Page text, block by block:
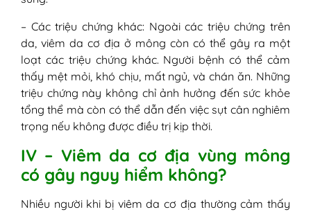
– Các triệu chứng khác: Ngoài các triệu chứng trên
da, viêm da cơ địa ở mông còn có thể gây ra một
loạt các triệu chứng khác. Người bệnh có thể cảm
thấy mệt mỏi, khó chịu, mất ngủ, và chán ăn. Những
triệu chứng này không chỉ ảnh hưởng đến sức khỏe
tổng thể mà còn có thể dẫn đến việc sụt cân nghiêm
trọng nếu không được điều trị kịp thời.
IV – Viêm da cơ địa vùng mông
có gây nguy hiểm không?
Nhiều người khi bị viêm da cơ địa thường cảm thấy